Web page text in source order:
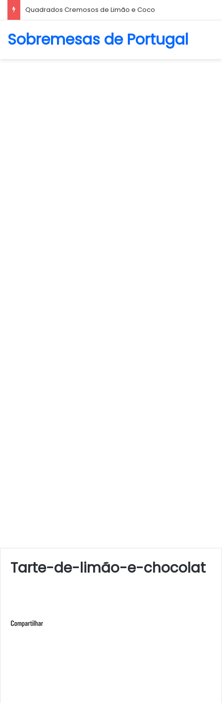
Quadrados Cremosos de Limão e Coco
Sobremesas de Portugal
Tarte-de-limão-e-chocolat